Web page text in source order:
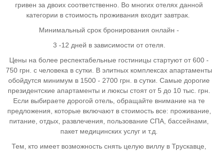
гривен за двоих соответственно. Во многих отелях данной
категории в стоимость проживания входит завтрак.
Минимальный срок бронирования онлайн -
3 -12 дней в зависимости от отеля.
Цены на более респектабельные гостиницы стартуют от 600 -
750 грн. с человека в сутки. В элитных комплексах апартаменты
обойдутся минимум в 1500 - 2700 грн. в сутки. Самые дорогие
президентские апартаменты и люксы стоят от 5 до 10 тыс. грн.
Если выбираете дорогой отель, обращайте внимание на те
предложения, которые включают в стоимость все: проживание,
питание, отдых, развлечения, пользование СПА, бассейнами,
пакет медицинских услуг и т.д.
Тем, кто имеет возможность снять целую виллу в Трускавце,